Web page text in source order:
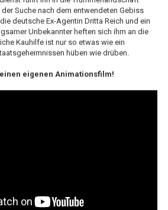
Suche nach dem entwendeten Gebiss
deutsche Ex-Agentin Dritta Reich und ein
Unbekannter heften sich ihm an die
Kauhilfe ist nur so etwas wie ein
hüben wie drüben.
eigenen Animationsfilm!